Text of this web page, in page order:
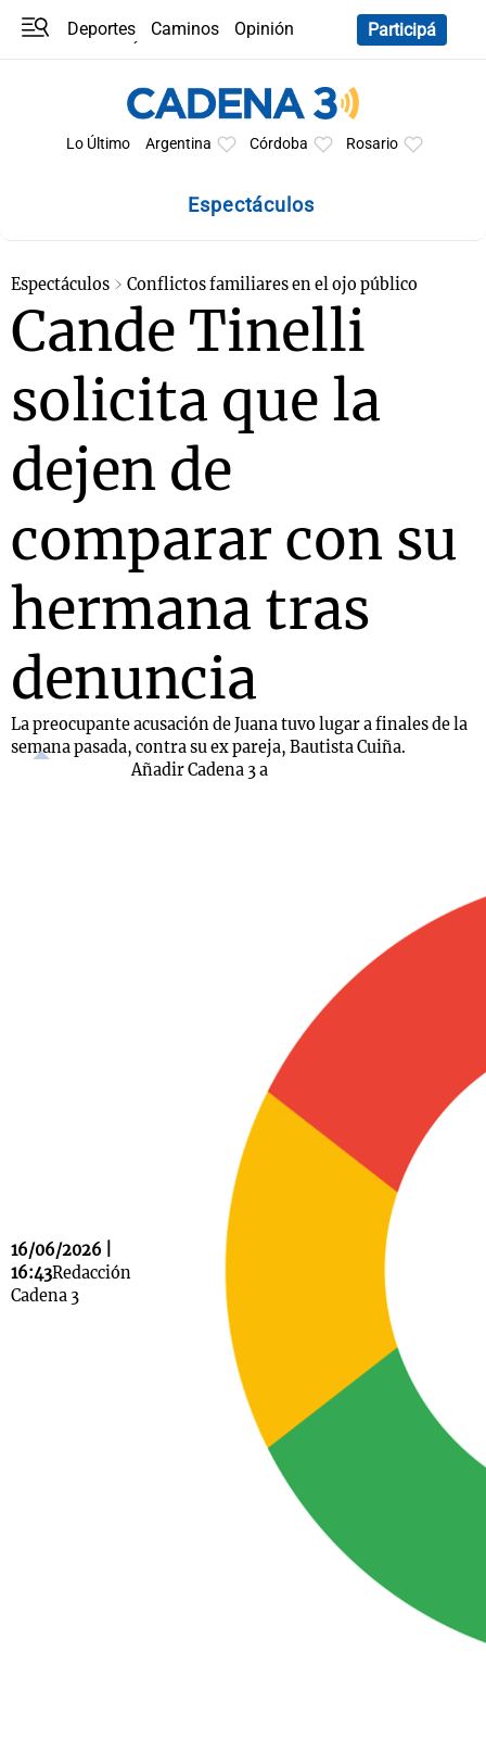
Deportes Caminos
Opinión
Participá
Lo Último Argentina Córdoba Rosario
Espectáculos
Espectáculos Conflictos familiares en el ojo público
Cande Tinelli
solicita que la
dejen de
comparar con su
hermana tras
denuncia
La preocupante acusación de Juana tuvo lugar a finales de la
semana pasada, contra su ex pareja, Bautista Cuiña.
16/06/2026 |
16:43Redacción
Cadena 3
Añadir Cadena 3 a
La Sole en
Cadena 3